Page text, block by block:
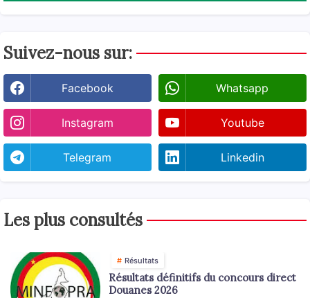
Suivez-nous sur:
Facebook Whatsapp
Instagram Youtube
Telegram Linkedin
Les plus consultés
Résultats
Résultats définitifs du concours direct
Douanes 2026